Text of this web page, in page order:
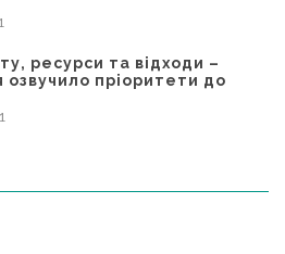
ресурси та відходи –
озвучило пріоритети до